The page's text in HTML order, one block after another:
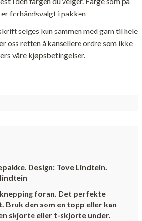
forhåndsvalgt i pakken.
selges kun sammen med garn til hele
oss retten å kansellere ordre som ikke
våre kjøpsbetingelser.
Design: Tove Lindtein.
foran. Det perfekte
Bruk den som en topp eller kan
skjorte eller t-skjorte under.